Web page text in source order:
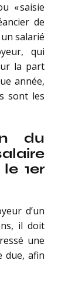
« saisie
de
salarié
qui
la part
année,
sont les
du
1er
d’un
il doit
une
due, afin